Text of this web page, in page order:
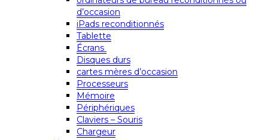
d’occasion
iPads reconditionnés
Tablette
Écrans
Disques durs
cartes mères d’occasion
Processeurs
Mémoire
Périphériques
Claviers – Souris
Chargeur